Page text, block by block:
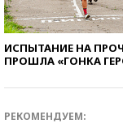
ИСПЫТАНИЕ НА
ПРОШЛА «ГОНКА
РЕКОМЕНДУЕМ: